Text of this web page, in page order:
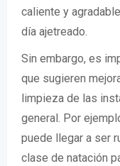
caliente y
día ajetreado.
Sin embargo, es
que sugieren
limpieza de las
general. Por
puede llegar a ser
clase de natación